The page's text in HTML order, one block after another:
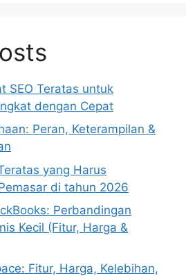
SEO Teratas untuk
dengan Cepat
Peran, Keterampilan &
yang Harus
di tahun 2026
Perbandingan
Kecil (Fitur, Harga &
Fitur, Harga, Kelebihan,